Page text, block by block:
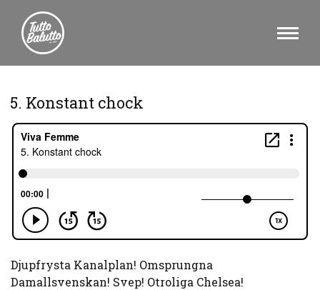
5. Konstant chock
Djupfrysta Kanalplan! Omsprungna
Damallsvenskan! Svep! Otroliga Chelsea!